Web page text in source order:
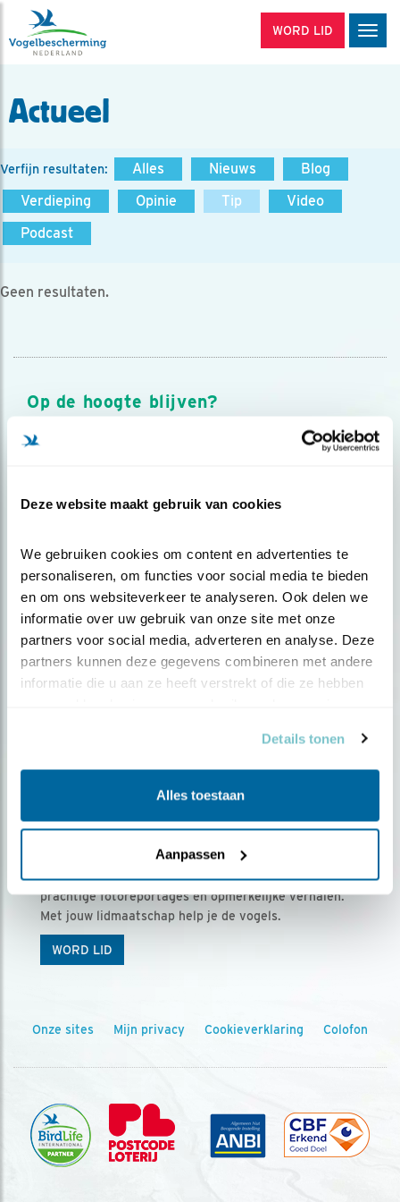
Deze website maakt gebruik van cookies
We gebruiken cookies om content en advertenties te
personaliseren, om functies voor social media te bieden
en om ons websiteverkeer te analyseren. Ook delen we
informatie over uw gebruik van onze site met onze
partners voor social media, adverteren en analyse. Deze
partners kunnen deze gegevens combineren met andere
informatie die u aan ze heeft verstrekt of die ze hebben
Details tonen
Alles toestaan
Aanpassen
WORD LID
Actueel
Verfijn resultaten: Alles Nieuws
Blog
Verdieping
Opinie Tip
Video
Podcast
Geen resultaten.
Op de hoogte blijven?
Meld je aan en ontvang nieuws, inspiratie, acties en tips
over vogels en activiteiten van Vogelbescherming.
Ontvang 5 x Vogels voor € 36,00 per jaar
Vogels is het tijdschrift voor onze leden, met
prachtige fotoreportages en opmerkelijke verhalen.
Met jouw lidmaatschap help je de vogels.
WORD LID
Onze sites Mijn privacy Cookieverklaring Colofon